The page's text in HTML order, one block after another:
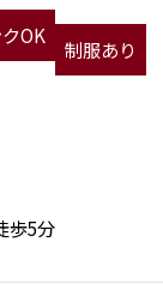
OK
制服あり
歩5分